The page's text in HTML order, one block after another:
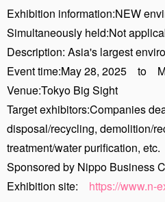
Exhibition information:NEW
Simultaneously held:Not
Description: Asia's largest
Event time:May 28, 2025 to
Venue:Tokyo Big Sight
Target exhibitors:Companies
disposal/recycling, demolition/
treatment/water purification, etc.
Sponsored by Nippo Business
Exhibition site: https://www.n-